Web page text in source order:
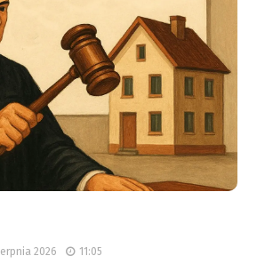
2026 11:05